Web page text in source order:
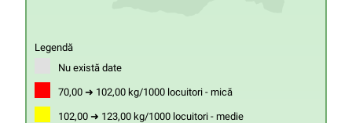
Legendă
Nu există date
70,00 ➜ 102,00 kg/1000 locuitori - mică
102,00 ➜ 123,00 kg/1000 locuitori - medie